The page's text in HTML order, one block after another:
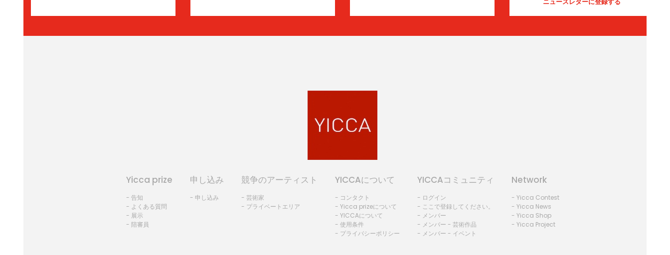
Yicca prize
- 告知
- よくある質問
- 展示
- 陪審員
申し込み
- 申し込み
競争のアーティスト
- 芸術家
- プライベートエリア
YICCAについて
- コンタクト
- Yicca prizeについて
- YICCAについて
- 使用条件
- プライバシーポリシー
YICCAコミュニティ
- ログイン
- ここで登録してください。
- メンバー
- メンバー - 芸術作品
- メンバー - イベント
Network
- Yicca Contest
- Yicca News
- Yicca Shop
- Yicca Project